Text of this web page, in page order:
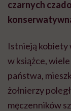
czarnych
Istnieją kobiety
w książce,
państwa,
żołnierzy
męczenników